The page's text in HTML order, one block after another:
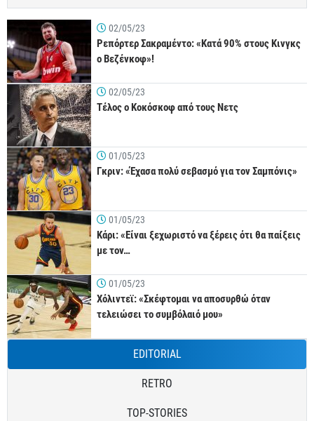
02/05/23
Ρεπόρτερ Σακραμέντο: «Κατά 90% στους Κινγκς
ο Βεζένκοφ»!
02/05/23
Τέλος ο Κοκόσκοφ από τους Νετς
01/05/23
Γκριν: «Έχασα πολύ σεβασμό για τον Σαμπόνις»
01/05/23
Κάρι: «Είναι ξεχωριστό να ξέρεις ότι θα παίξεις
με τον…
01/05/23
Χόλιντεϊ: «Σκέφτομαι να αποσυρθώ όταν
τελειώσει το συμβόλαιό μου»
EDITORIAL
RETRO
TOP-STORIES